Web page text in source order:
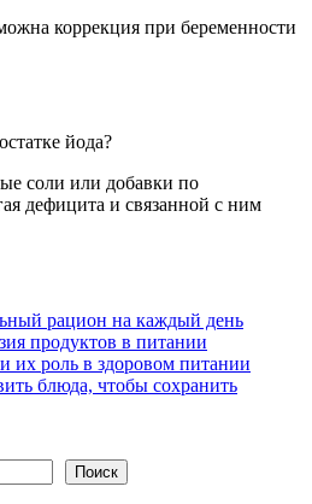
коррекция при беременности
йода?
соли или добавки по
дефицита и связанной с ним
рацион на каждый день
продуктов в питании
их роль в здоровом питании
блюда, чтобы сохранить
Поиск